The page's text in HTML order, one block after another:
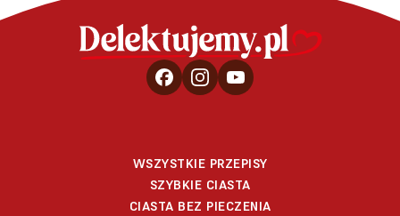
WSZYSTKIE PRZEPISY
SZYBKIE CIASTA
CIASTA BEZ PIECZENIA